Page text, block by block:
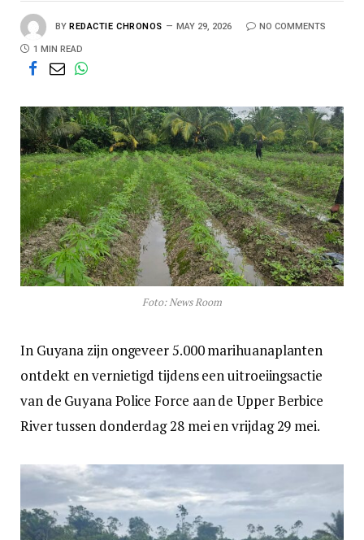
BY REDACTIE CHRONOS MAY 29, 2026 NO COMMENTS
1 MIN READ
Foto: News Room
In Guyana zijn ongeveer 5.000 marihuanaplanten
ontdekt en vernietigd tijdens een uitroeiingsactie
van de Guyana Police Force aan de Upper Berbice
River tussen donderdag 28 mei en vrijdag 29 mei.